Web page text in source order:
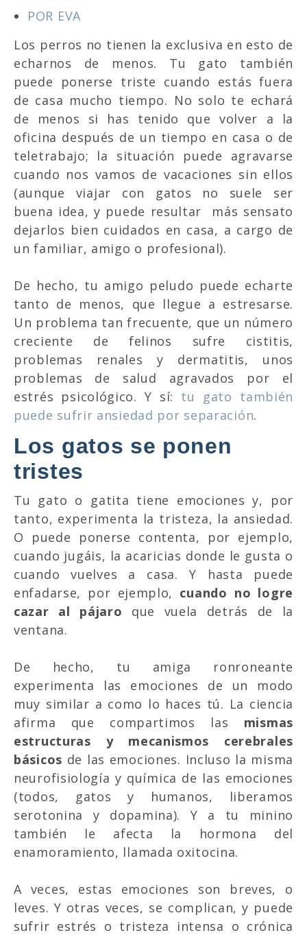
POR EVA
Los perros no tienen la exclusiva en esto de
echarnos de menos. Tu gato también
puede ponerse triste cuando estás fuera
de casa mucho tiempo. No solo te echará
de menos si has tenido que volver a la
oficina después de un tiempo en casa o de
teletrabajo; la situación puede agravarse
cuando nos vamos de vacaciones sin ellos
(aunque viajar con gatos no suele ser
buena idea, y puede resultar más sensato
dejarlos bien cuidados en casa, a cargo de
un familiar, amigo o profesional).
De hecho, tu amigo peludo puede echarte
tanto de menos, que llegue a estresarse.
Un problema tan frecuente, que un número
creciente de felinos sufre cistitis,
problemas renales y dermatitis, unos
problemas de salud agravados por el
estrés psicológico. Y sí: tu gato también
puede sufrir ansiedad por separación.
Los gatos se ponen
tristes
Tu gato o gatita tiene emociones y, por
tanto, experimenta la tristeza, la ansiedad.
O puede ponerse contenta, por ejemplo,
cuando jugáis, la acaricias donde le gusta o
cuando vuelves a casa. Y hasta puede
enfadarse, por ejemplo, cuando no logre
cazar al pájaro que vuela detrás de la
ventana.
De hecho, tu amiga ronroneante
experimenta las emociones de un modo
muy similar a como lo haces tú. La ciencia
afirma que compartimos las mismas
estructuras y mecanismos cerebrales
básicos de las emociones. Incluso la misma
neurofisiología y química de las emociones
(todos, gatos y humanos, liberamos
serotonina y dopamina). Y a tu minino
también le afecta la hormona del
enamoramiento, llamada oxitocina.
A veces, estas emociones son breves, o
leves. Y otras veces, se complican, y puede
sufrir estrés o tristeza intensa o crónica